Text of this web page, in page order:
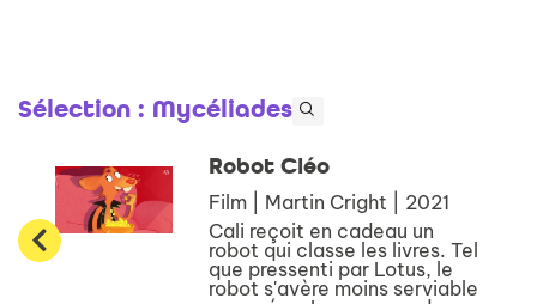
Sélection : Mycéliades
Robot Cléo
Film | Martin Cright | 2021
Cali reçoit en cadeau un
robot qui classe les livres. Tel
que pressenti par Lotus, le
robot s'avère moins serviable